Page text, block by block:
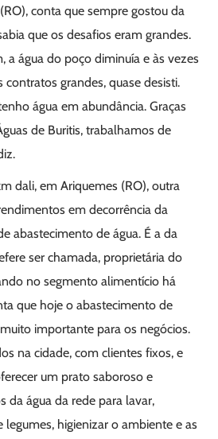
conta que sempre gostou da
que os desafios eram grandes.
a água do poço diminuía e às vezes
contratos grandes, quase desisti.
água em abundância. Graças
de Buritis, trabalhamos de
dali, em Ariquemes (RO), outra
em decorrência da
abastecimento de água. É a da
ser chamada, proprietária do
no segmento alimentício há
que hoje o abastecimento de
importante para os negócios.
na cidade, com clientes fixos, e
um prato saboroso e
da água da rede para lavar,
legumes, higienizar o ambiente e as